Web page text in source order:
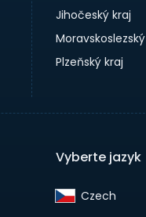
Jihočeský kraj
Plzeňský kraj
Vyberte jazyk
Czech‎